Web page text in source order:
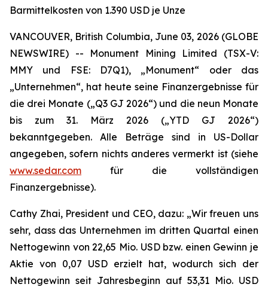
Barmittelkosten von 1.390 USD je Unze
VANCOUVER, British Columbia, June 03, 2026 (GLOBE
NEWSWIRE) -- Monument Mining Limited (TSX-V:
MMY und FSE: D7Q1), „Monument“ oder das
„Unternehmen“, hat heute seine Finanzergebnisse für
die drei Monate („Q3 GJ 2026“) und die neun Monate
bis zum 31. März 2026 („YTD GJ 2026“)
bekanntgegeben. Alle Beträge sind in US-Dollar
angegeben, sofern nichts anderes vermerkt ist (siehe
www.sedar.com für die vollständigen
Finanzergebnisse).
Cathy Zhai, President und CEO, dazu: „Wir freuen uns
sehr, dass das Unternehmen im dritten Quartal einen
Nettogewinn von 22,65 Mio. USD bzw. einen Gewinn je
Aktie von 0,07 USD erzielt hat, wodurch sich der
Nettogewinn seit Jahresbeginn auf 53,31 Mio. USD